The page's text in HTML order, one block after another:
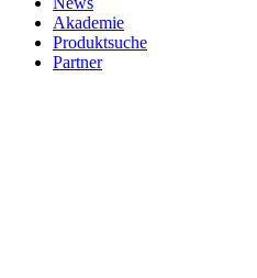
Akademie
Produktsuche
Partner